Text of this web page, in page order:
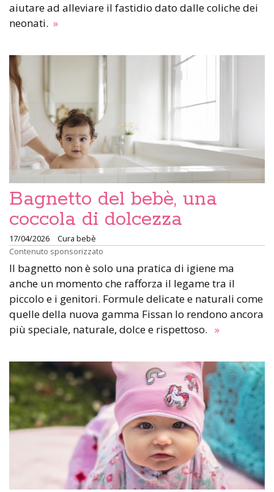
aiutare ad alleviare il fastidio dato dalle coliche dei
neonati. »
Bagnetto del bebè, una
coccola di dolcezza
17/04/2026
Cura bebè
Contenuto sponsorizzato
Il bagnetto non è solo una pratica di igiene ma
anche un momento che rafforza il legame tra il
piccolo e i genitori. Formule delicate e naturali come
quelle della nuova gamma Fissan lo rendono ancora
più speciale, naturale, dolce e rispettoso. »